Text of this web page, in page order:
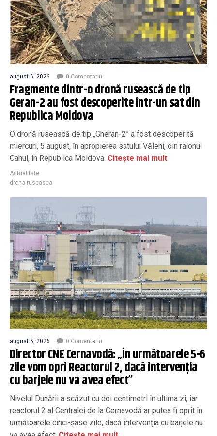
august 6, 2026 0 Comentariu
Fragmente dintr-o dronă rusească de tip
Geran-2 au fost descoperite într-un sat din
Republica Moldova
O dronă rusească de tip „Gheran-2” a fost descoperită
miercuri, 5 august, în apropierea satului Văleni, din raionul
Cahul, în Republica Moldova. Citește mai mult
Actualitate
drona ruseasca
august 6, 2026 0 Comentariu
Director CNE Cernavodă: „În următoarele 5-6
zile vom opri Reactorul 2, dacă intervenția
cu barjele nu va avea efect”
Nivelul Dunării a scăzut cu doi centimetri în ultima zi, iar
reactorul 2 al Centralei de la Cernavodă ar putea fi oprit în
următoarele cinci-șase zile, dacă intervenția cu barjele nu